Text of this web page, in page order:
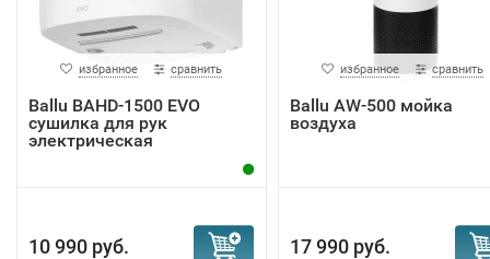
избранное сравнить
Ballu BAHD-1500 EVO
сушилка для рук
электрическая
10 990 руб.
избранное сравнить
Ballu AW-500 мойка
воздуха
17 990 руб.